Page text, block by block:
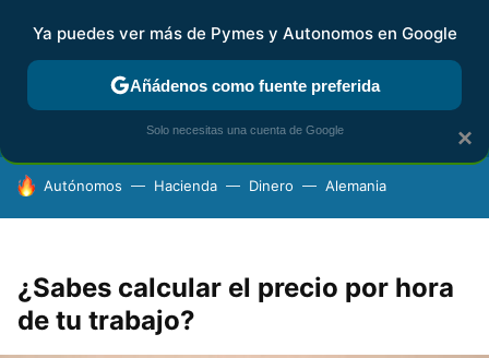
FISCALIDAD Y CONTABILIDAD KIT DIGITAL RENTA
HOY SE HABLA DE
Autónomos Hacienda Dinero Alemania
¿Sabes calcular el precio por hora
de tu trabajo?
×
Ya puedes ver más de Pymes y Autonomos en Google
Añádenos como fuente preferida
Solo necesitas una cuenta de Google